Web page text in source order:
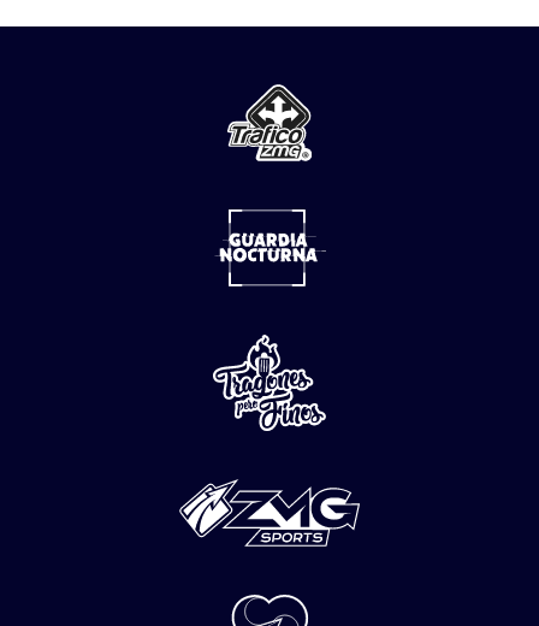
Explota pipa de gas LP en
personas lesionadas
Una pipa que transportaba gas LP explotó la tarde de
este jueves en la colonia Las Granjas, en el municipio de
Cuernavaca, dejando de manera preliminar un saldo de
20 personas lesionadas con quemaduras de diversa
gravedad, además de importantes daños materiales en
viviendas, vehículos e infraestructura urbana.